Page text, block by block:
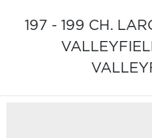
197 - 199 CH.